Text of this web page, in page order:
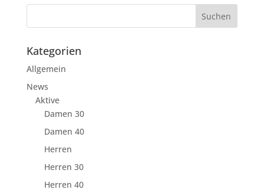
Kategorien
Allgemein
News
Aktive
Damen 30
Damen 40
Herren
Herren 30
Herren 40